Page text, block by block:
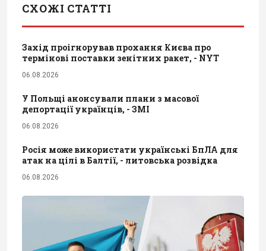
СХОЖІ СТАТТІ
Захід проігнорував прохання Києва про
термінові поставки зенітних ракет, - NYT
06.08.2026
У Польщі анонсували плани з масової
депортації українців, - ЗМІ
06.08.2026
Росія може використати українські БпЛА для
атак на цілі в Балтії, - литовська розвідка
06.08.2026